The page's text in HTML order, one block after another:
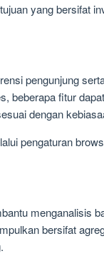
yang bersifat
pengunjung
beberapa fitur
dengan
pengaturan
menganalisis
bersifat